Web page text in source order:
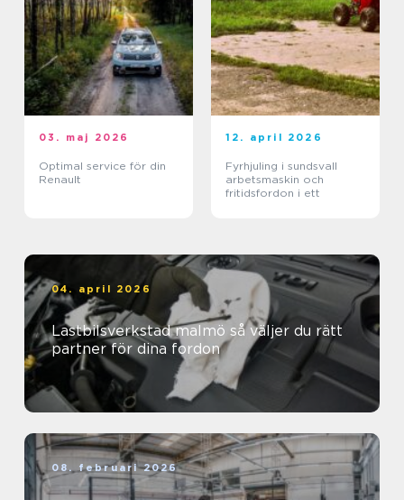
03. maj 2026
Optimal service för din
Renault
12. april 2026
Fyrhjuling i sundsvall
arbetsmaskin och
fritidsfordon i ett
04. april 2026
Lastbilsverkstad malmö så väljer du rätt
partner för dina fordon
08. februari 2026